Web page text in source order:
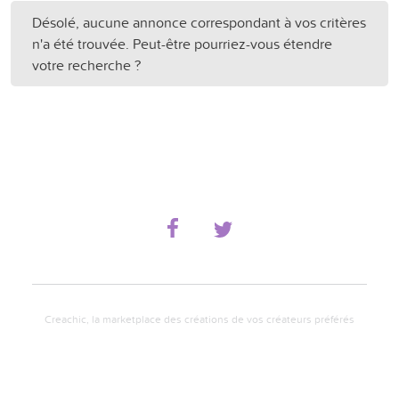
Désolé, aucune annonce correspondant à vos critères
n'a été trouvée. Peut-être pourriez-vous étendre
votre recherche ?
Creachic, la marketplace des créations de vos créateurs préférés